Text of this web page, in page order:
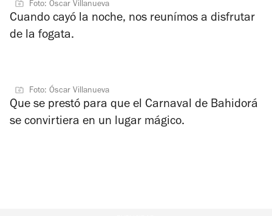
Foto: Óscar Villanueva
Cuando cayó la noche, nos reunímos a disfrutar
de la fogata.
Foto: Óscar Villanueva
Que se prestó para que el Carnaval de Bahidorá
se convirtiera en un lugar mágico.